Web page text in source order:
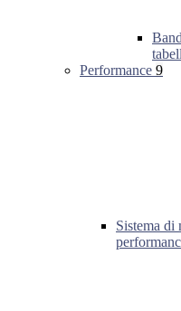
Performance 9
Sistema di